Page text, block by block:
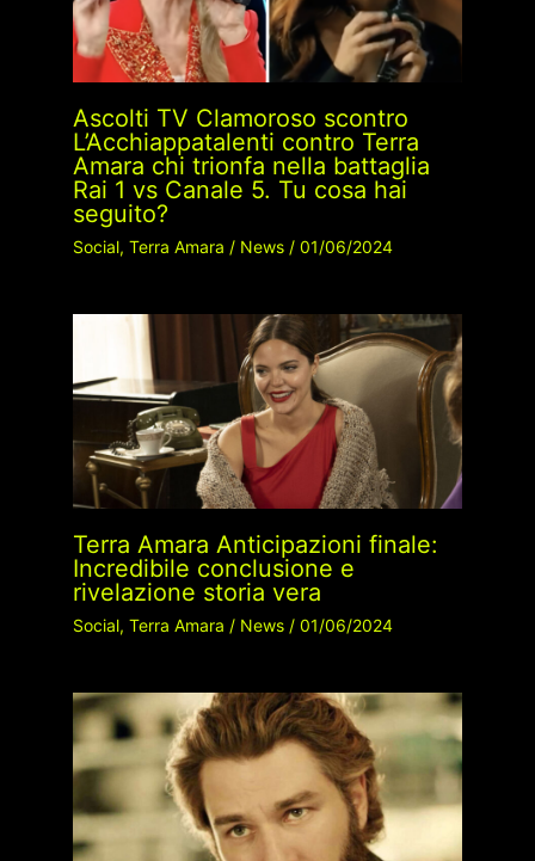
Ascolti TV Clamoroso scontro
L’Acchiappatalenti contro Terra
Amara chi trionfa nella battaglia
Rai 1 vs Canale 5. Tu cosa hai
seguito?
Social, Terra Amara / News/ 01/06/2024
Terra Amara Anticipazioni finale:
Incredibile conclusione e
rivelazione storia vera
Social, Terra Amara / News/ 01/06/2024